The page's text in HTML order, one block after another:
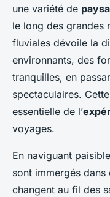
une variété de
le long des grandes
fluviales dévoile la
environnants, des
tranquilles, en
spectaculaires.
essentielle de l’
voyages.
En naviguant
sont immergés dans
changent au fil des